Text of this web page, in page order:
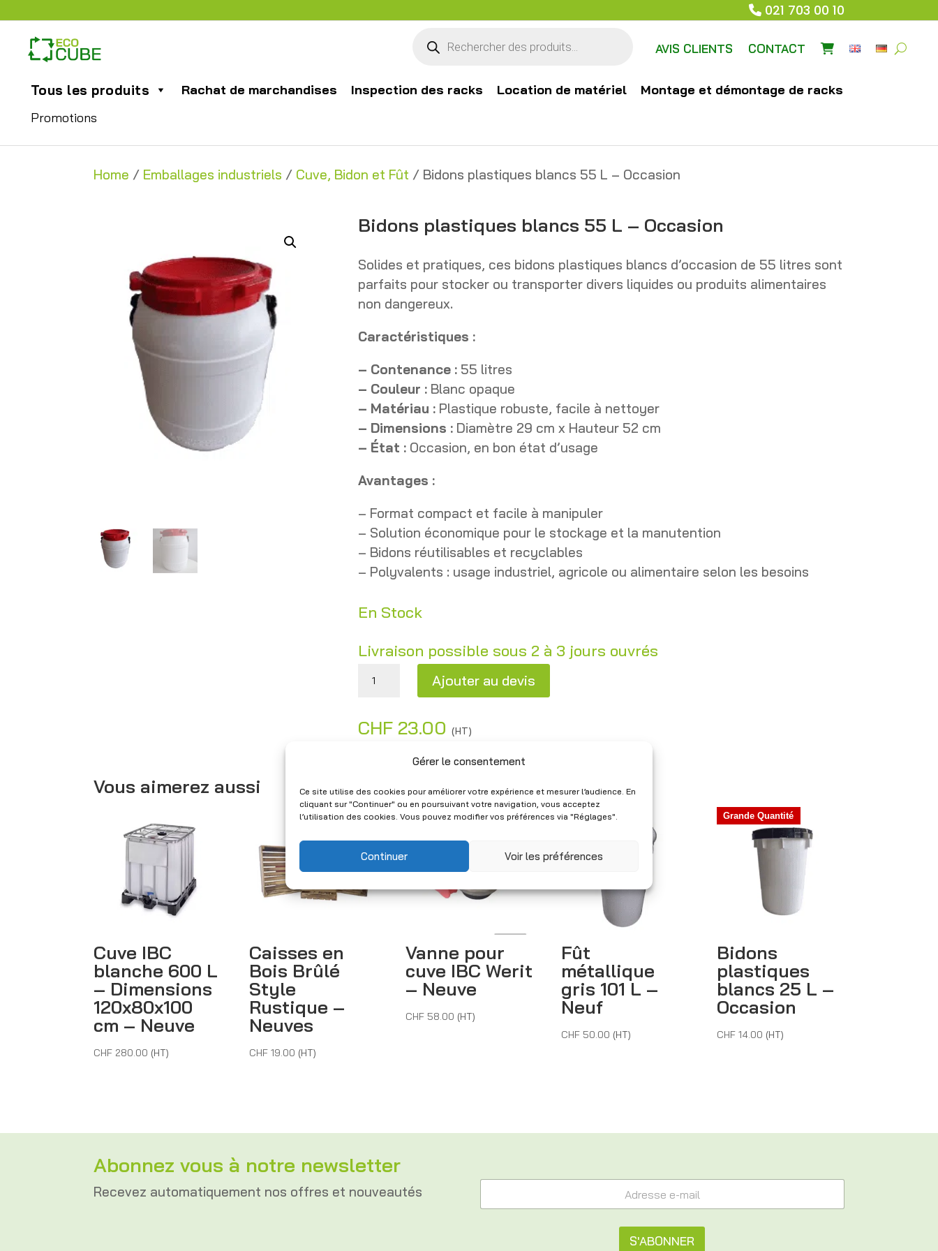
Gérer le consentement
Ce site utilise des cookies pour améliorer votre expérience et mesurer l’audience. En
cliquant sur "Continuer" ou en poursuivant votre navigation, vous acceptez
l’utilisation des cookies. Vous pouvez modifier vos préférences via "Réglages".
Continuer Voir les préférences
021 703 00 10
produits AVIS CLIENTS CONTACT
Tous les produits Rachat de marchandises Inspection des racks Location de matériel
Montage et démontage de racks
Promotions
Home / Emballages industriels / Cuve, Bidon et Fût / Bidons plastiques blancs 55 L – Occasion
Bidons plastiques blancs 55 L – Occasion
Solides et pratiques, ces bidons plastiques blancs d’occasion de 55 litres sont
parfaits pour stocker ou transporter divers liquides ou produits alimentaires
non dangereux.
Caractéristiques :
– Contenance :55 litres
– Couleur :Blanc opaque
– Matériau :Plastique robuste, facile à nettoyer
– Dimensions :Diamètre 29 cm x Hauteur 52 cm
– État :Occasion, en bon état d’usage
Avantages :
– Format compact et facile à manipuler
– Solution économique pour le stockage et la manutention
– Bidons réutilisables et recyclables
– Polyvalents : usage industriel, agricole ou alimentaire selon les besoins
En Stock
Livraison possible sous 2 à 3 jours ouvrés
Ajouter au devis
l
r
n
a
t
i
e
CHF23.00 (HT)
Vous aimerez aussi
Cuve IBC
blanche 600 L
– Dimensions
120x80x100
cm – Neuve
CHF 280.00 (HT)
Caisses en
Bois Brûlé
Style
Rustique –
Neuves
CHF 19.00 (HT)
Vanne pour
cuve IBC Werit
– Neuve
CHF58.00 (HT)
Fût
métallique
gris 101 L –
Neuf
CHF50.00 (HT)
Grande Quantité
Bidons
plastiques
blancs 25 L –
Occasion
CHF14.00 (HT)
Abonnez vous à notre newsletter
Recevez automatiquement nos offres et nouveautés
A
r
S'ABONNER